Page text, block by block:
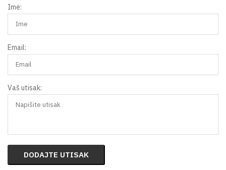
Ime:
Email:
Vaš utisak:
DODAJTE UTISAK